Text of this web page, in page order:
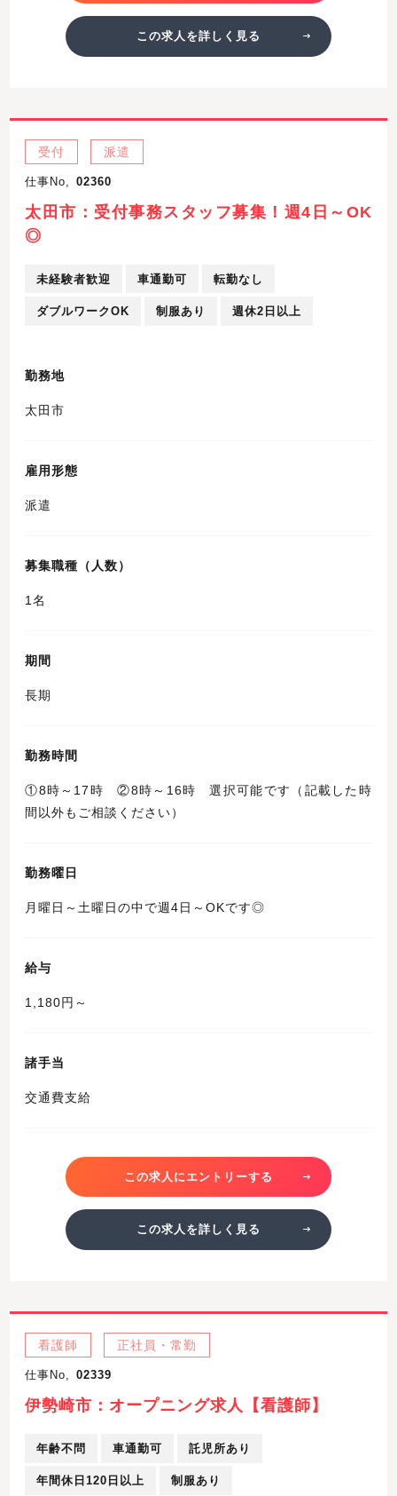
この求人を詳しく見る
受付 派遣
仕事No, 02360
太田市：受付事務スタッフ募集！週4日～OK
◎
未経験者歓迎 車通勤可 転勤なし
ダブルワークOK 制服あり 週休2日以上
勤務地
太田市
雇用形態
派遣
募集職種（人数）
1名
期間
長期
勤務時間
①8時～17時 ②8時～16時 選択可能です（記載した時
間以外もご相談ください）
勤務曜日
月曜日～土曜日の中で週4日～OKです◎
給与
1,180円～
諸手当
交通費支給
この求人にエントリーする
この求人を詳しく見る
看護師 正社員・常勤
仕事No, 02339
伊勢崎市：オープニング求人【看護師】
年齢不問 車通勤可 託児所あり
年間休日120日以上 制服あり